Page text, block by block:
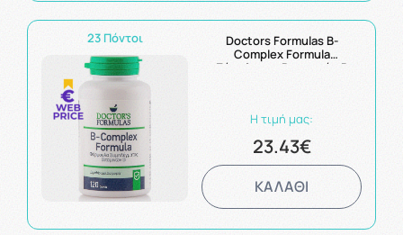
23 Πόντοι
Doctors Formulas B-
Complex Formula
Σύμπλεγμα Βιταμινών Β
Η τιμή μας:
23.43€
ΚΑΛΑΘΙ